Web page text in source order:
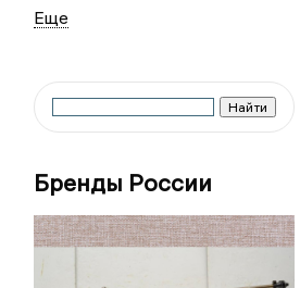
Бренды России